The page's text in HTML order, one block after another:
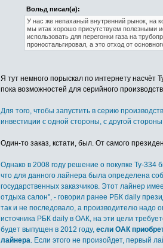
Вольд писал(а):
У нас же непаханый внутренний рынок, на
мы итак хорошо присутствуем полезными
использовать для перегонки газа на
проностальгировал, а это отход от
Я тут немного порыскал по интернету насчёт
пока возможностей для серийного
Для того, чтобы запустить в серию
инвестиции с одной стороны, с другой
Один-то заказ, кстати, был. От самого
Однако в 2008 году решение о покупке Ту-334
что для данного лайнера была определена
государственных заказчиков. Этот лайнер
отдыха салон", - говорил ранее РБК daily
так и не последовало, а производителю надо
источника РБК daily в ОАК, на эти цели
будет выпущен в 2012 году, если ОАК
лайнера. Если этого не произойдет, первый